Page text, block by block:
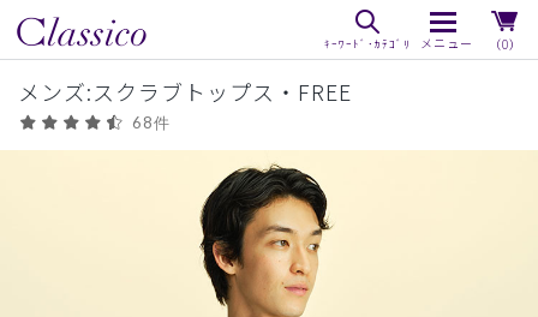
（0）
メンズ:スクラブトップス・FREE
68件